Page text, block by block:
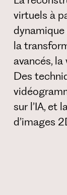
virtuels à
la
avancés,
Des
sur l’IA, et
d’images